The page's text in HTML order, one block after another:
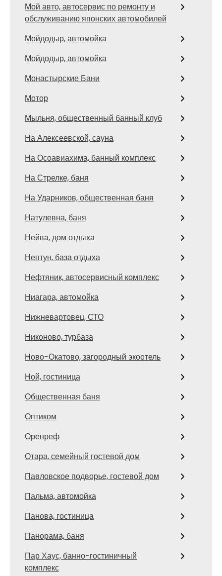
Мой авто, автосервис по ремонту и
обслуживанию японских автомобилей
Мойдодыр, автомойка
Мойдодыр, автомойка
Монастырские Бани
Мотор
Мыльня, общественный банный клуб
На Алексеевской, сауна
На Осоавиахима, банный комплекс
На Стрелке, баня
На Ударников, общественная баня
Натулевна, баня
Нейва, дом отдыха
Нептун, база отдыха
Нефтяник, автосервисный комплекс
Ниагара, автомойка
Нижневартовец, СТО
Никоново, турбаза
Ново-Окатово, загородный экоотель
Ной, гостиница
Общественная баня
Оптиком
Оренреф
Отара, семейный гостевой дом
Павловское подворье, гостевой дом
Пальма, автомойка
Панова, гостиница
Панорама, баня
Пар Хаус, банно-гостиничный
комплекс